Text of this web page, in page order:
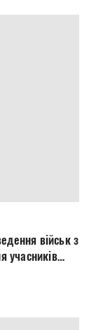
військ з
учасників